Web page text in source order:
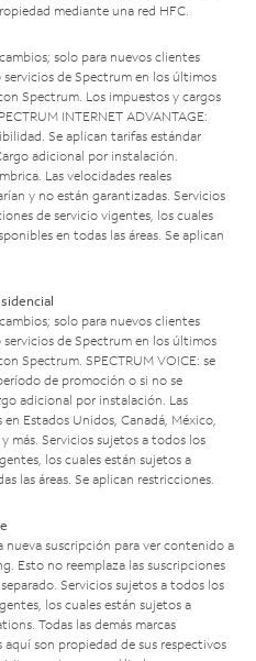
mediante una red HFC.
solo para nuevos clientes
de Spectrum en los últimos
Spectrum. Los impuestos y cargos
INTERNET ADVANTAGE:
Se aplican tarifas estándar
adicional por instalación.
Las velocidades reales
y no están garantizadas. Servicios
de servicio vigentes, los cuales
en todas las áreas. Se aplican
solo para nuevos clientes
de Spectrum en los últimos
Spectrum. SPECTRUM VOICE: se
de promoción o si no se
adicional por instalación. Las
Estados Unidos, Canadá, México,
más. Servicios sujetos a todos los
los cuales están sujetos a
las áreas. Se aplican restricciones.
nueva suscripción para ver contenido a
Esto no reemplaza las suscripciones
Servicios sujetos a todos los
los cuales están sujetos a
Todas las demás marcas
son propiedad de sus respectivos